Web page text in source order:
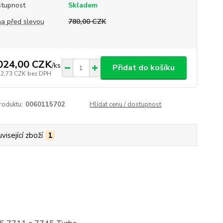
Skladem
před slevou
780,00 CZK
CZK/ks
CZK bez DPH
Přidat do košíku
0060115702 Hlídat cenu / dostupnost
zboží 1